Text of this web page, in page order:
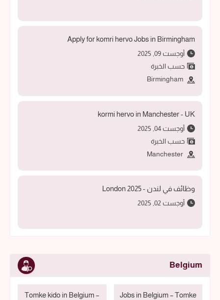
Apply for komri hervo Jobs in Birmingham
أوجست 09, 2025
حسب الخبرة
kormi hervo in Manchester - UK
أوجست 04, 2025
حسب الخبرة
وظائف في لندن - 2025 London
أوجست 02, 2025
Belgium
Jobs in Belgium – Tomke
Tomke kido in Belgium –